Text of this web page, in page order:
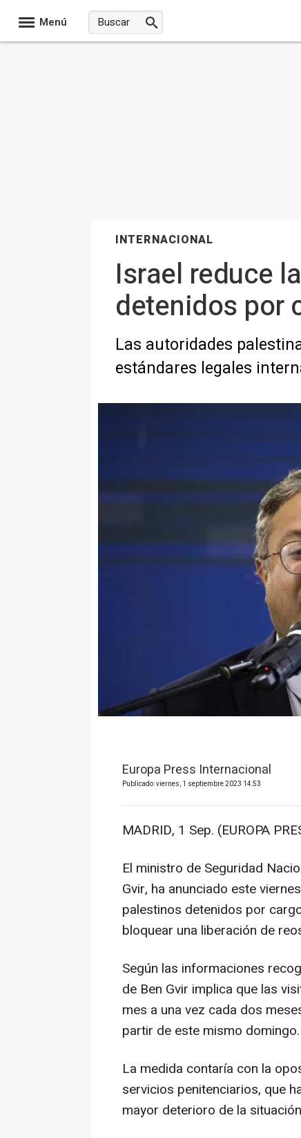
Menú
INTERNACIONAL
Israel reduce
detenidos por
Las autoridades
estándares legales
Europa Press Internacional
Publicado: viernes, 1 septiembre 2023 14:53
MADRID, 1 Sep. (EUROPA
El ministro de Seguridad
Gvir, ha anunciado este
palestinos detenidos por
bloquear una liberación de
Según las informaciones
de Ben Gvir implica que las
mes a una vez cada dos
partir de este mismo domingo.
La medida contaría con la
servicios penitenciarios, que
mayor deterioro de la